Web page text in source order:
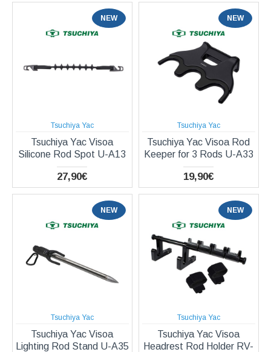
NEW
Tsuchiya Yac
Tsuchiya Yac Visoa
Silicone Rod Spot U-A13
27,90€
NEW
Tsuchiya Yac
Tsuchiya Yac Visoa Rod
Keeper for 3 Rods U-A33
19,90€
NEW
Tsuchiya Yac
Tsuchiya Yac Visoa
Lighting Rod Stand U-A35
NEW
Tsuchiya Yac
Tsuchiya Yac Visoa
Headrest Rod Holder RV-